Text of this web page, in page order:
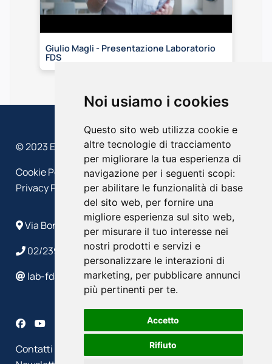
Noi usiamo i cookies
Questo sito web utilizza cookie e
altre tecnologie di tracciamento
per migliorare la tua esperienza di
navigazione per i seguenti scopi:
per abilitare le funzionalità di base
del sito web, per fornire una
migliore esperienza sul sito web,
per misurare il tuo interesse nei
nostri prodotti e servizi e
personalizzare le interazioni di
marketing, per pubblicare annunci
più pertinenti per te.
Accetto
Rifiuto
Giulio Magli - Presentazione Laboratorio
FDS
© 2023 EFFEDIESSE – Politecnico di Milano
Cookie Policy
Privacy Policy
Via Bonardi, 9 - 20133 Milano
02/2399 4586/4632
lab-fds@polimi.it
Contatti